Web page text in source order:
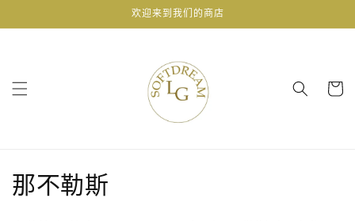
欢迎来到我们的商店
物
收
那不勒斯